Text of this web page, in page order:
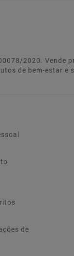
2020. Vende
de bem-estar e
de